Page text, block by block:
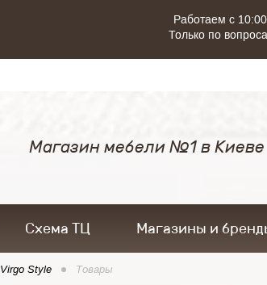
Работаем с
Только по
Магазин мебели №1 в Киеве
Схема ТЦ Магазины и
Virgo Style Товары